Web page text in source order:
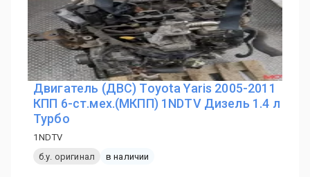
Двигатель (ДВС) Toyota Yaris 2005-2011
КПП 6-ст.мех.(МКПП) 1NDTV Дизель 1.4 л
Турбо
1NDTV
б.у. оригинал
в наличии